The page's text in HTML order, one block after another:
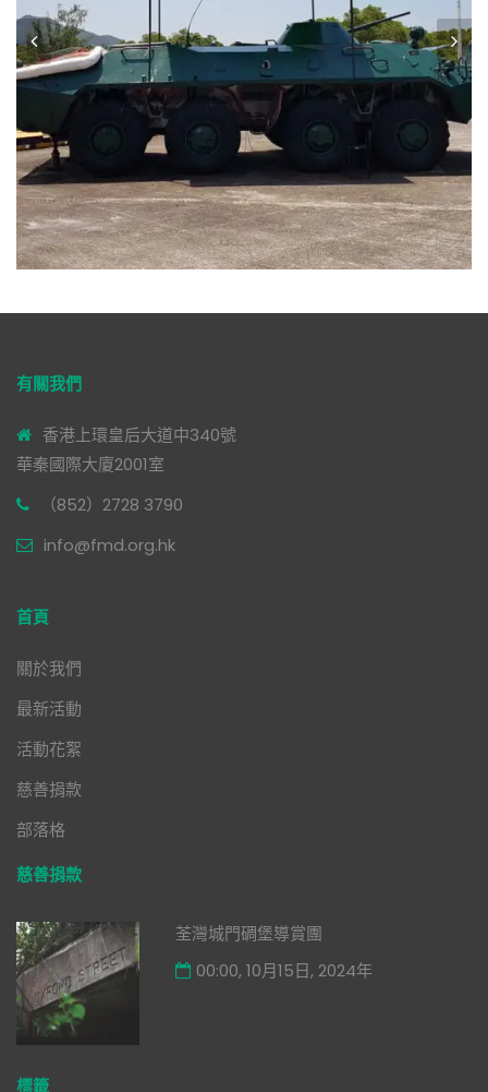
有關我們
香港上環皇后大道中340號
華秦國際大廈2001室
（852）2728 3790
info@fmd.org.hk
首頁
關於我們
最新活動
活動花絮
慈善捐款
部落格
慈善捐款
荃灣城門碉堡導賞團
00:00, 10月15日, 2024年
標籤